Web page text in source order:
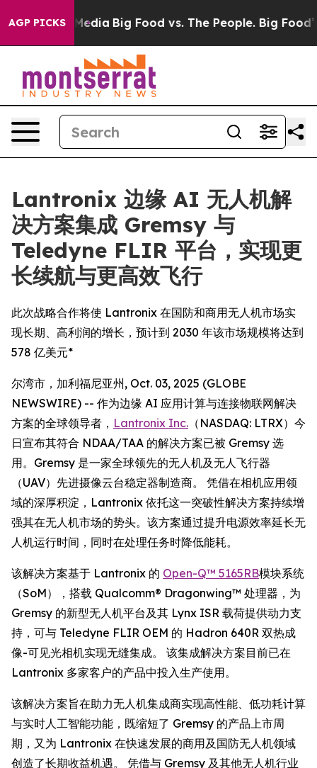
AGP PICKS
Media Big Food vs. The People. Big Food’s
Lantronix 边缘 AI 无人机解
决方案集成 Gremsy 与
Teledyne FLIR 平台，实现更
长续航与更高效飞行
此次战略合作将使 Lantronix 在国防和商用无人机市场实
现长期、高利润的增长，预计到 2030 年该市场规模将达到
578 亿美元*
尔湾市，加利福尼亚州, Oct. 03, 2025 (GLOBE
NEWSWIRE) -- 作为边缘 AI 应用计算与连接物联网解决
方案的全球领导者， Lantronix Inc. （NASDAQ: LTRX）今
日宣布其符合 NDAA/TAA 的解决方案已被 Gremsy 选
用。Gremsy 是一家全球领先的无人机及无人飞行器
（UAV）先进摄像云台稳定器制造商。 凭借在相机应用领
域的深厚积淀，Lantronix 依托这一突破性解决方案持续增
强其在无人机市场的势头。该方案通过提升电源效率延长无
人机运行时间，同时在处理任务时降低能耗。
该解决方案基于 Lantronix 的 Open-Q™ 5165RB模块系统
（SoM），搭载 Qualcomm® Dragonwing™ 处理器，为
Gremsy 的新型无人机平台及其 Lynx ISR 载荷提供动力支
持，可与 Teledyne FLIR OEM 的 Hadron 640R 双热成
像-可见光相机实现无缝集成。 该集成解决方案目前已在
Lantronix 多家客户的产品中投入生产使用。
该解决方案旨在助力无人机集成商实现高性能、低功耗计算
与实时人工智能功能，既缩短了 Gremsy 的产品上市周
期，又为 Lantronix 在快速发展的商用及国防无人机领域
创造了长期收益机遇。 凭借与 Gremsy 及其他无人机行业